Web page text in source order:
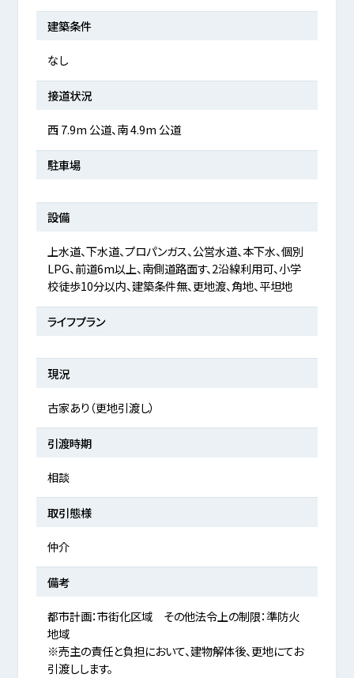
建築条件
なし
接道状況
西 7.9m 公道、南 4.9m 公道
駐車場
設備
上水道、下水道、プロパンガス、公営水道、本下水、個別
LPG、前道6m以上、南側道路面す、2沿線利用可、小学
校徒歩10分以内、建築条件無、更地渡、角地、平坦地
ライフプラン
現況
古家あり（更地引渡し）
引渡時期
相談
取引態様
仲介
備考
都市計画：市街化区域 その他法令上の制限：準防火
地域
※売主の責任と負担において、建物解体後、更地にてお
引渡しします。